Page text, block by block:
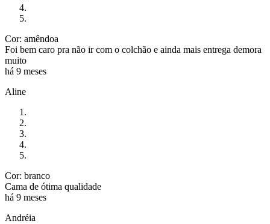
Cor: amêndoa
Foi bem caro pra não ir com o colchão e ainda mais entrega demora
muito
há 9 meses
Aline
Cor: branco
Cama de ótima qualidade
há 9 meses
Andréia